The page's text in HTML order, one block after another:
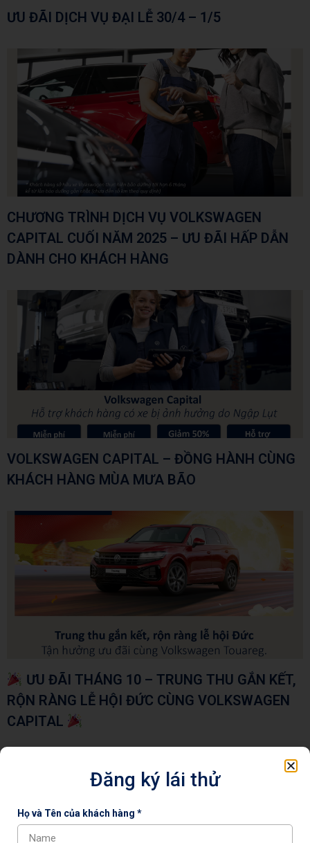
ƯU ĐÃI DỊCH VỤ ĐẠI LỄ 30/4 – 1/5
CHƯƠNG TRÌNH DỊCH VỤ VOLKSWAGEN
CAPITAL CUỐI NĂM 2025 – ƯU ĐÃI HẤP DẪN
DÀNH CHO KHÁCH HÀNG
VOLKSWAGEN CAPITAL – ĐỒNG HÀNH CÙNG
KHÁCH HÀNG MÙA MƯA BÃO
ƯU ĐÃI THÁNG 10 – TRUNG THU GẮN KẾT,
RỘN RÀNG LỄ HỘI ĐỨC CÙNG VOLKSWAGEN
CAPITAL
Đăng ký lái thử
Họ và Tên của khách hàng *